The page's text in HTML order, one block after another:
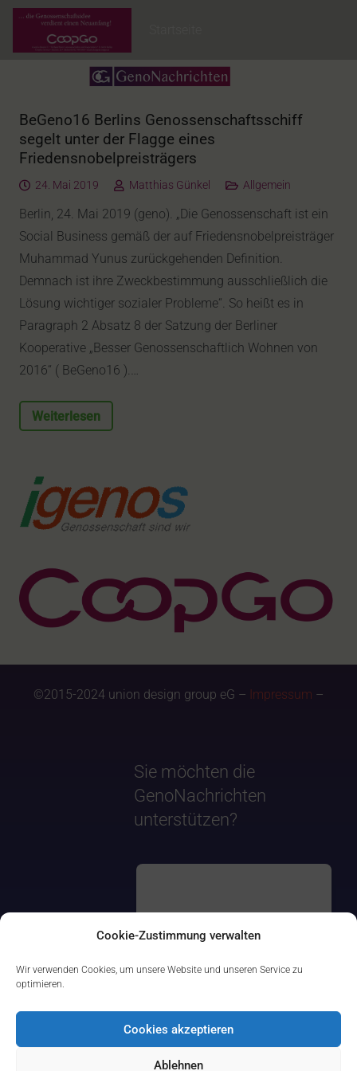
Cookie-Zustimmung verwalten
Wir verwenden Cookies, um unsere Website und unseren Service zu
optimieren.
Cookies akzeptieren
Ablehnen
BeGeno16 Berlins Genossenschaftsschiff
segelt unter der Flagge eines
Friedensnobelpreisträgers
24. Mai 2019 Matthias Günkel Allgemein
Berlin, 24. Mai 2019 (geno). „Die Genossenschaft ist ein
Social Business gemäß der auf Friedensnobelpreisträger
Muhammad Yunus zurückgehenden Definition.
Demnach ist ihre Zweckbestimmung ausschließlich die
Lösung wichtiger sozialer Probleme“. So heißt es in
Paragraph 2 Absatz 8 der Satzung der Berliner
Kooperative „Besser Genossenschaftlich Wohnen von
2016“ ( BeGeno16 ).…
Weiterlesen
©2015-2024 union design group eG – Impressum –
Sie möchten die
GenoNachrichten
unterstützen?